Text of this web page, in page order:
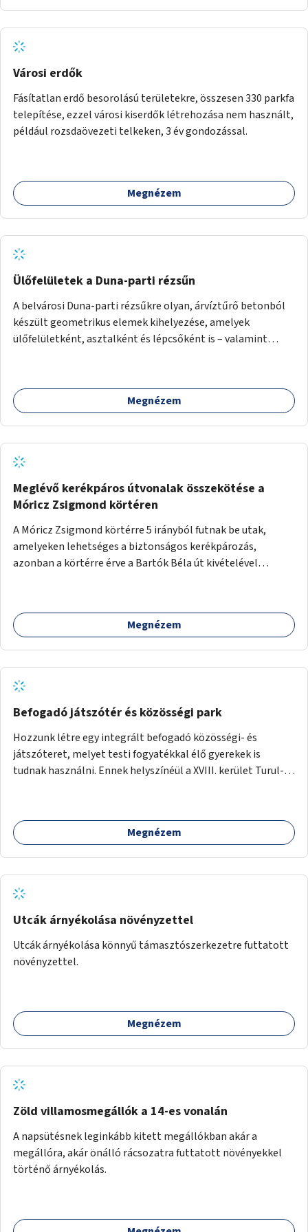
Városi erdők
Fásítatlan erdő besorolású területekre, összesen 330 parkfa
telepítése, ezzel városi kiserdők létrehozása nem használt,
például rozsdaövezeti telkeken, 3 év gondozással.
Megnézem
Ülőfelületek a Duna-parti rézsűn
A belvárosi Duna-parti rézsűkre olyan, árvíztűrő betonból
készült geometrikus elemek kihelyezése, amelyek
ülőfelületként, asztalként és lépcsőként is – valamint
Megnézem
Meglévő kerékpáros útvonalak összekötése a
Móricz Zsigmond körtéren
A Móricz Zsigmond körtérre 5 irányból futnak be utak,
amelyeken lehetséges a biztonságos kerékpározás,
azonban a körtérre érve a Bartók Béla út kivételével
Megnézem
Befogadó játszótér és közösségi park
Hozzunk létre egy integrált befogadó közösségi- és
játszóteret, melyet testi fogyatékkal élő gyerekek is
tudnak használni. Ennek helyszínéül a XVIII. kerület Turul-
játszótér kialakítására.
Megnézem
Utcák árnyékolása növényzettel
Utcák árnyékolása könnyű támasztószerkezetre futtatott
növényzettel.
Megnézem
Zöld villamosmegállók a 14-es vonalán
A napsütésnek leginkább kitett megállókban akár a
megállóra, akár önálló rácsozatra futtatott növényekkel
történő árnyékolás.